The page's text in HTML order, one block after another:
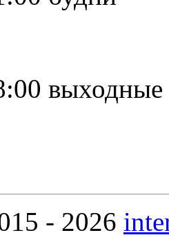
выходные
- 2026